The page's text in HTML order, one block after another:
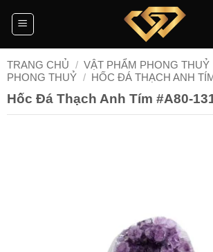
TRANG CHỦ / VẬT PHẨM PHONG THUỶ
PHONG THUỶ / HỐC ĐÁ THẠCH ANH
Hốc Đá Thạch Anh Tím #A80-